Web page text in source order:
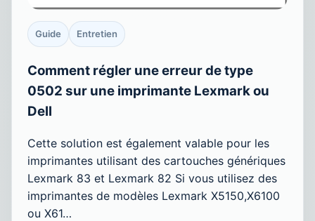
Guide Entretien
Comment régler une erreur de type
0502 sur une imprimante Lexmark ou
Dell
Cette solution est également valable pour les
imprimantes utilisant des cartouches génériques
Lexmark 83 et Lexmark 82 Si vous utilisez des
imprimantes de modèles Lexmark X5150,X6100
ou X61…